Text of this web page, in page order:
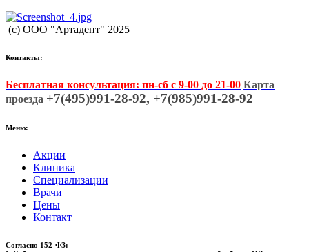
(c) ООО "Артадент" 2025
Контакты:
Бесплатная консультация: пн-сб с 9-00 до 21-00 Карта
проезда +7(495)991-28-92, +7(985)991-28-92
Меню:
Акции
Клиника
Специализации
Врачи
Цены
Контакт
Согласно 152-ФЗ: